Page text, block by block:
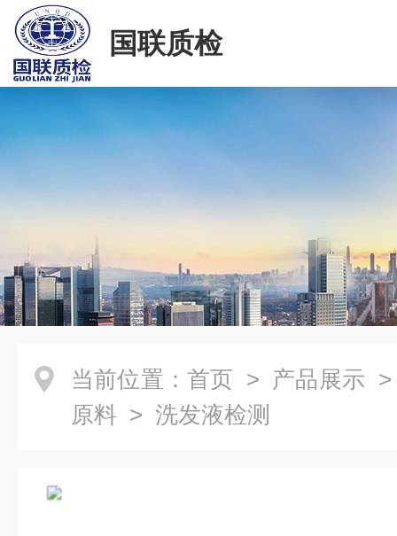
国联质检
当前位置： 首页 > 产品展示
原料 > 洗发液检测